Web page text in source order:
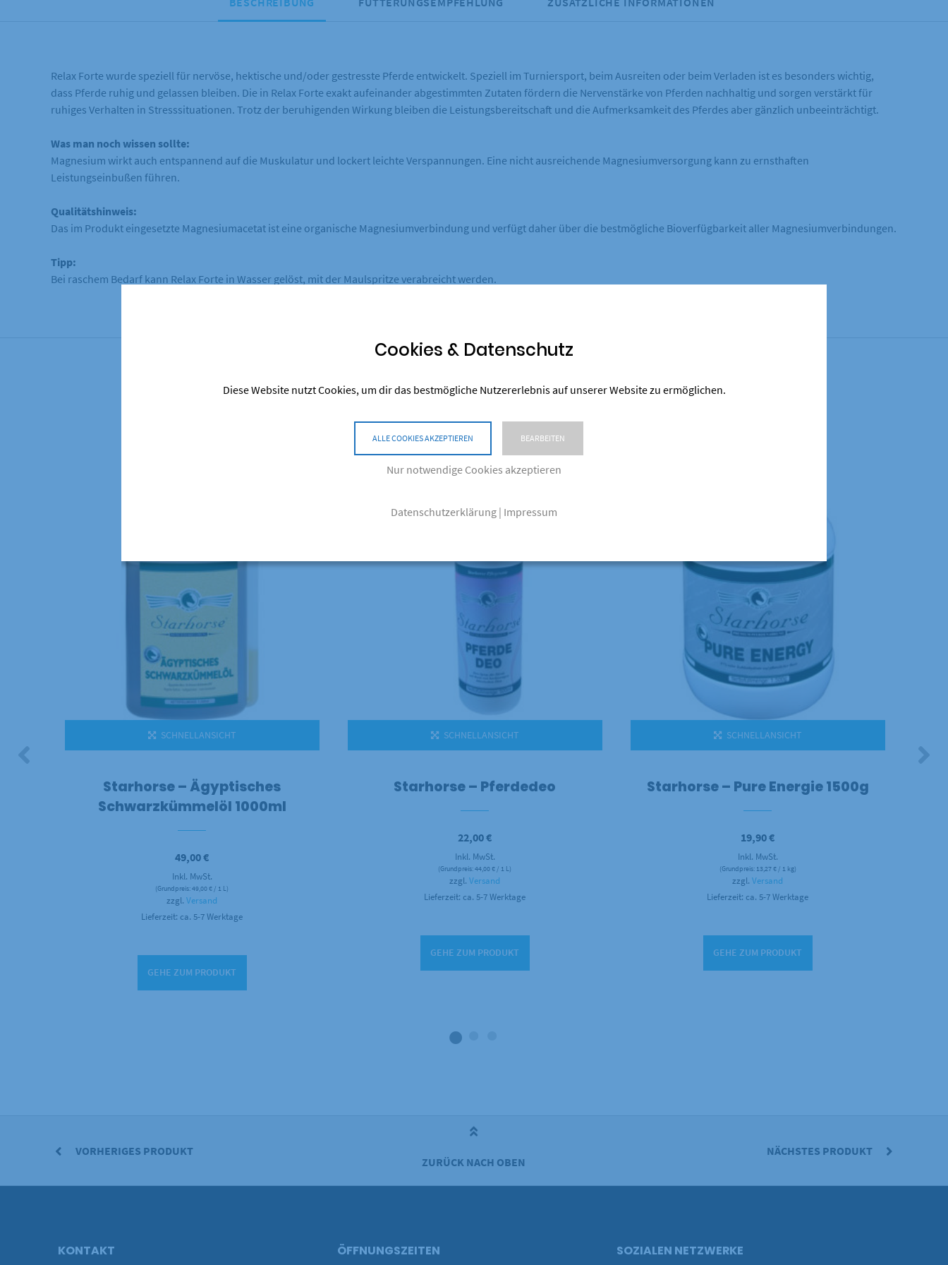
Relax Forte wurde speziell für nervöse, hektische und/oder gestresste Pferde entwickelt. Speziell im Turniersport, beim Ausreiten oder beim Verladen ist es besonders wichtig,
dass Pferde ruhig und gelassen bleiben. Die in Relax Forte exakt aufeinander abgestimmten Zutaten fördern die Nervenstärke von Pferden nachhaltig und sorgen verstärkt für
ruhiges Verhalten in Stresssituationen. Trotz der beruhigenden Wirkung bleiben die Leistungsbereitschaft und die Aufmerksamkeit des Pferdes aber gänzlich unbeeinträchtigt.
Was man noch wissen sollte:
Magnesium wirkt auch entspannend auf die Muskulatur und lockert leichte Verspannungen. Eine nicht ausreichende Magnesiumversorgung kann zu ernsthaften
Leistungseinbußen führen.
Qualitätshinweis:
Das im Produkt eingesetzte Magnesiumacetat ist eine organische Magnesiumverbindung und verfügt daher über die bestmögliche Bioverfügbarkeit aller Magnesiumverbindungen.
Tipp:
Bei raschem Bedarf kann Relax Forte in Wasser gelöst, mit der Maulspritze verabreicht werden.
Ähnliche Produkte
SCHNELLANSICHT
Starhorse – Ägyptisches
Schwarzkümmelöl 1000ml
49,00€
Inkl. MwSt.
(Grundpreis:49,00 € / 1 L)
zzgl.Versand
Lieferzeit: ca. 5-7 Werktage
GEHE ZUM PRODUKT
SCHNELLANSICHT
Starhorse – Pferdedeo
22,00€
Inkl. MwSt.
(Grundpreis:44,00 € / 1 L)
zzgl.Versand
Lieferzeit: ca. 5-7 Werktage
GEHE ZUM PRODUKT
SCHNELLANSICHT
Starhorse – Pure Energie 1500g
19,90€
Inkl. MwSt.
(Grundpreis: 13,27 €/ 1 kg)
zzgl.Versand
Lieferzeit: ca. 5-7 Werktage
GEHE ZUM PRODUKT
VORHERIGES PRODUKT
NÄCHSTES PRODUKT
ZURÜCK NACH OBEN
KONTAKT ÖFFNUNGSZEITEN SOZIALEN NETZWERKE
Cookies & Datenschutz
Diese Website nutzt Cookies, um dir das bestmögliche Nutzererlebnis auf unserer Website zu ermöglichen.
ALLE COOKIES AKZEPTIEREN BEARBEITEN
Nur notwendige Cookies akzeptieren
Datenschutzerklärung | Impressum